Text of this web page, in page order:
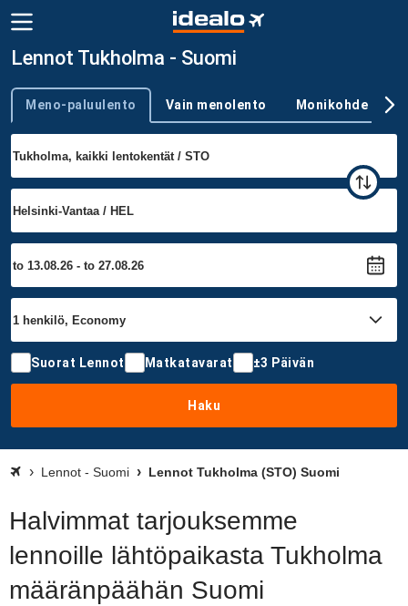
Lennot Tukholma - Suomi
Trip type
Meno-paluulento Vain menolento Monikohde
Suorat Lennot Matkatavarat ±3 Päivän
Haku
Lennot - Suomi Lennot Tukholma (STO) Suomi
Halvimmat tarjouksemme
lennoille lähtöpaikasta Tukholma
määränpäähän Suomi